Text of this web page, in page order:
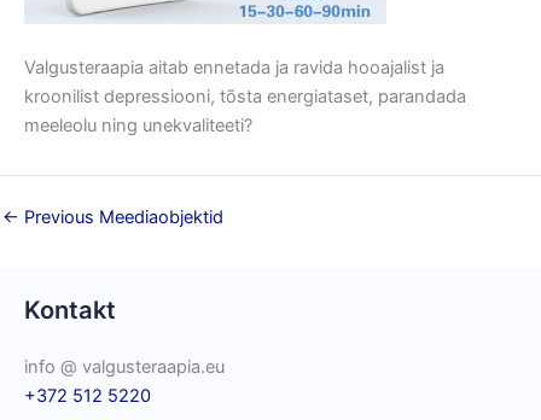
Valgusteraapia aitab ennetada ja ravida hooajalist ja
kroonilist depressiooni, tõsta energiataset, parandada
meeleolu ning unekvaliteeti?
← Previous Meediaobjektid
Kontakt
info @ valgusteraapia.eu
+372 512 5220